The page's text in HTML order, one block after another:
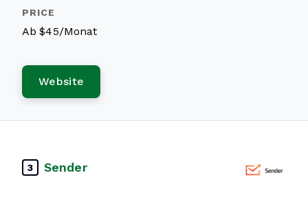
Ab $45/Monat
Website
3 Sender